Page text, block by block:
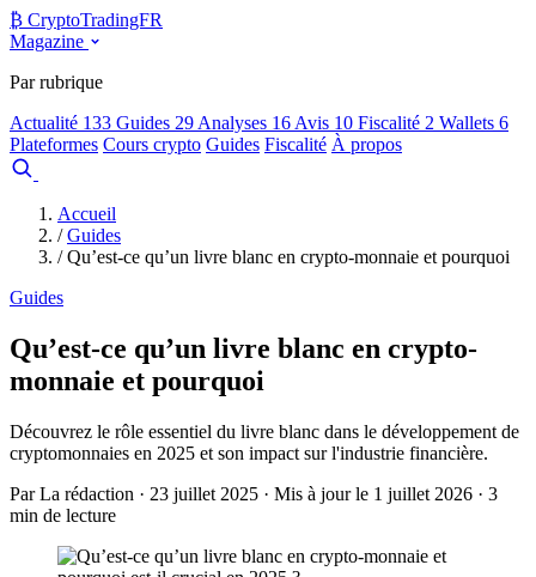
₿ CryptoTradingFR
Magazine
Par rubrique
Actualité 133 Guides 29 Analyses 16 Avis 10 Fiscalité 2 Wallets 6
Plateformes Cours crypto Guides Fiscalité À propos
Accueil
/ Guides
/ Qu’est-ce qu’un livre blanc en crypto-monnaie et pourquoi
Guides
Qu’est-ce qu’un livre blanc en crypto-
monnaie et pourquoi
Découvrez le rôle essentiel du livre blanc dans le développement de
cryptomonnaies en 2025 et son impact sur l'industrie financière.
Par La rédaction · 23 juillet 2025 · Mis à jour le 1 juillet 2026 · 3
min de lecture